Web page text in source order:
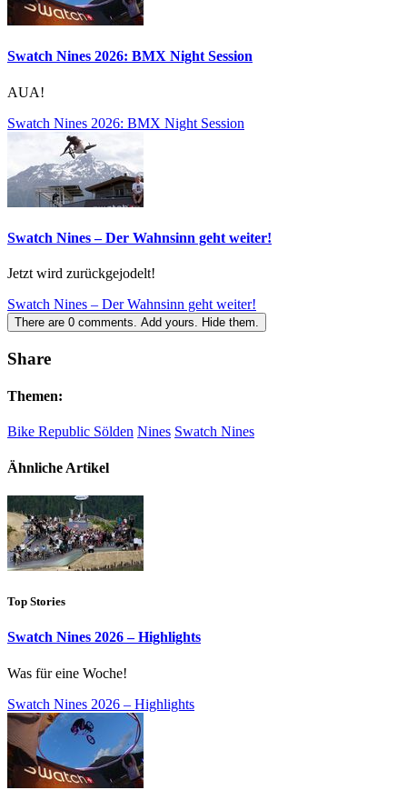
Swatch Nines 2026: BMX Night Session
AUA!
Swatch Nines 2026: BMX Night Session
Swatch Nines – Der Wahnsinn geht weiter!
Jetzt wird zurückgejodelt!
Swatch Nines – Der Wahnsinn geht weiter!
There are 0 comments. Add yours. Hide them.
Share
Themen:
Bike Republic Sölden Nines Swatch Nines
Ähnliche Artikel
Top Stories
Swatch Nines 2026 – Highlights
Was für eine Woche!
Swatch Nines 2026 – Highlights